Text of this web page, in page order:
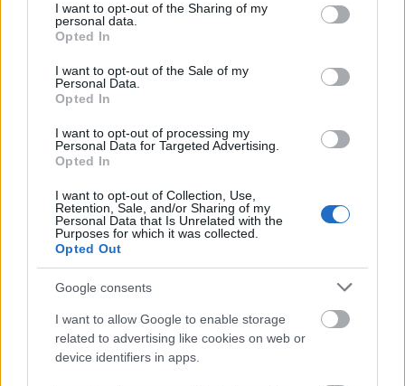
not limited to your visit or usage behaviour. You may click to
grant or deny consent to Google and its third-party tags to
use your data for below specified purposes in below Google
consent section.
I want to opt-out of the Sharing of my
personal data.
Opted In
I want to opt-out of the Sale of my
Personal Data.
Opted In
I want to opt-out of processing my
Personal Data for Targeted Advertising.
Opted In
I want to opt-out of Collection, Use,
Retention, Sale, and/or Sharing of my
Personal Data that Is Unrelated with the
Purposes for which it was collected.
Opted Out
Google consents
I want to allow Google to enable storage
related to advertising like cookies on web or
device identifiers in apps.
Igen, most elmondom. Ennyit tudok
felhívni a figyelmet az összefüggésekre.
Akkor most hol tart ez a Gyerekzene
dolog?
Az első gyereklemezem, a Földlakó
és letölthető, aKisfogyasztók , amit az Elmű
támogatott, csak promóciós célokat szolgál,
nem került kereskedelmi forgalomba, viszont
akisfogyasztok.hu
Energiasuli program keretein belül működik
egy Fizibusz, amivel kísérletezős tanár bácsik
járják az országot, megmutatják, hogy milyen
izgalmas a fizika. Ehhez kapcsolódva, néha én